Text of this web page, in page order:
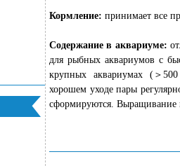
Кормление: принимает все
Содержание в аквариуме:
для рыбных аквариумов с
крупных аквариумах (＞
хорошем уходе пары
сформируются. Выращивание